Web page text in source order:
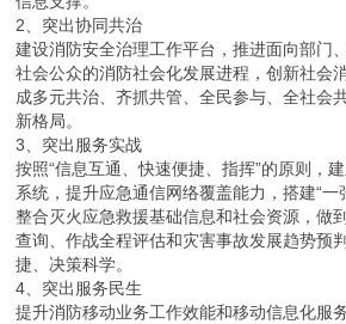
2、突出协同共治
建设消防安全治理工作平台，推进面向部门
社会公众的消防社会化发展进程，创新社会
成多元共治、齐抓共管、全民参与、全社会
新格局。
3、突出服务实战
按照“信息互通、快速便捷、指挥”的原则，
系统，提升应急通信网络覆盖能力，搭建“一
整合灭火应急救援基础信息和社会资源，做
查询、作战全程评估和灾害事故发展趋势预
捷、决策科学。
4、突出服务民生
提升消防移动业务工作效能和移动信息化服